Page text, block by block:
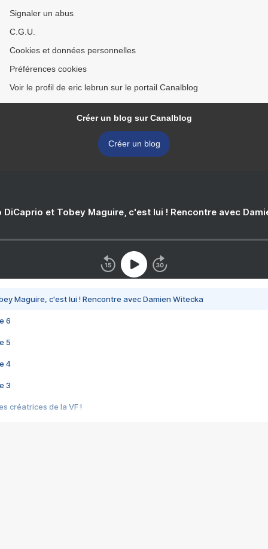
Signaler un abus
C.G.U.
Cookies et données personnelles
Préférences cookies
Voir le profil de eric lebrun sur le portail Canalblog
Créer un blog sur Canalblog
Créer un blog
DiCaprio et Tobey Maguire, c'est lui ! Rencontre avec
Maguire, c'est lui ! Rencontre avec Damien Witecka
6
5
4
3
créatrices de la VF !